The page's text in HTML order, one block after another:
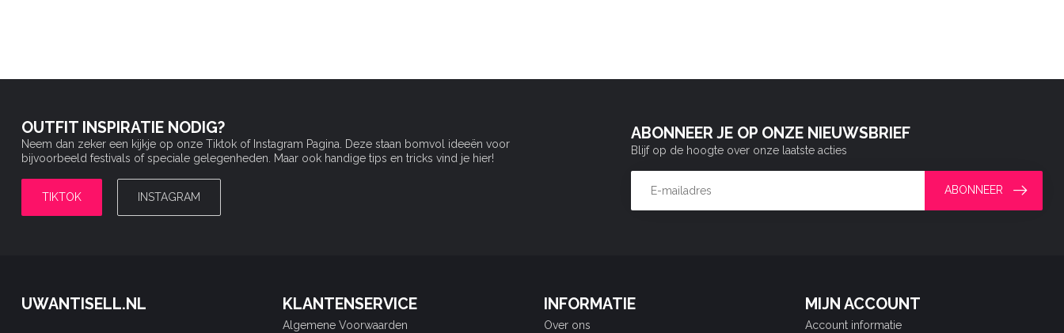
OUTFIT INSPIRATIE NODIG?
Neem dan zeker een kijkje op onze Tiktok of Instagram Pagina. Deze staan bomvol ideeën voor
bijvoorbeeld festivals of speciale gelegenheden. Maar ook handige tips en tricks vind je hier!
TIKTOK INSTAGRAM
ABONNEER JE OP ONZE NIEUWSBRIEF
Blijf op de hoogte over onze laatste acties
ABONNEER
UWANTISELL.NL KLANTENSERVICE
Algemene Voorwaarden
INFORMATIE
Over ons
MIJN ACCOUNT
Account informatie